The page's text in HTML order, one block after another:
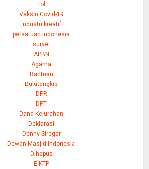
Tol
Vaksin Covid-19
industri kreatif
persatuan Indonesia
survei
APBN
Agama
Bantuan
Bulutangkis
DPR
DPT
Dana Kelurahan
Deklarasi
Denny Siregar
Dewan Masjid Indonesia
Dihapus
E-KTP